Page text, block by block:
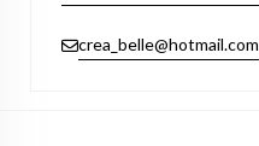
crea_belle@hotmail.com